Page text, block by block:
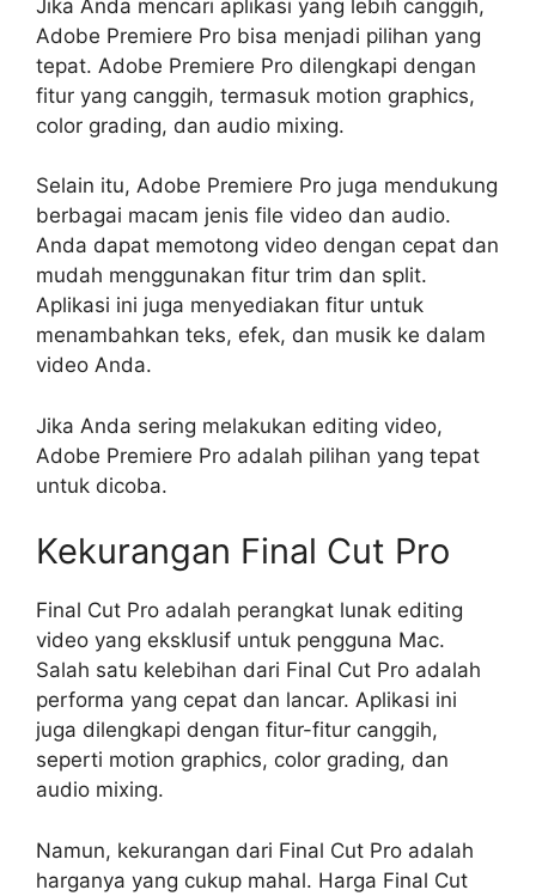
Jika Anda mencari aplikasi yang lebih canggih,
Adobe Premiere Pro bisa menjadi pilihan yang
tepat. Adobe Premiere Pro dilengkapi dengan
fitur yang canggih, termasuk motion graphics,
color grading, dan audio mixing.
Selain itu, Adobe Premiere Pro juga mendukung
berbagai macam jenis file video dan audio.
Anda dapat memotong video dengan cepat dan
mudah menggunakan fitur trim dan split.
Aplikasi ini juga menyediakan fitur untuk
menambahkan teks, efek, dan musik ke dalam
video Anda.
Jika Anda sering melakukan editing video,
Adobe Premiere Pro adalah pilihan yang tepat
untuk dicoba.
Kekurangan Final Cut Pro
Final Cut Pro adalah perangkat lunak editing
video yang eksklusif untuk pengguna Mac.
Salah satu kelebihan dari Final Cut Pro adalah
performa yang cepat dan lancar. Aplikasi ini
juga dilengkapi dengan fitur-fitur canggih,
seperti motion graphics, color grading, dan
audio mixing.
Namun, kekurangan dari Final Cut Pro adalah
harganya yang cukup mahal. Harga Final Cut